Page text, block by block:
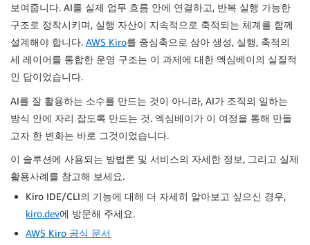
보여줍니다. AI를 실제 업무 흐름 안에 연결하고, 반복 실행 가능한
구조로 정착시키며, 실행 자산이 지속적으로 축적되는 체계를 함께
설계해야 합니다. AWS Kiro를 중심축으로 삼아 생성, 실행, 축적의
세 레이어를 통합한 운영 구조는 이 과제에 대한 엑심베이의 실질적
인 답이었습니다.
AI를 잘 활용하는 소수를 만드는 것이 아니라, AI가 조직의 일하는
방식 안에 자리 잡도록 만드는 것. 엑심베이가 이 여정을 통해 만들
고자 한 변화는 바로 그것이었습니다.
이 솔루션에 사용되는 방법론 및 서비스의 자세한 정보, 그리고 실제
활용사례를 참고해 보세요.
Kiro IDE/CLI의 기능에 대해 더 자세히 알아보고 싶으신 경우,
kiro.dev에 방문해 주세요.
AWS Kiro 공식 문서